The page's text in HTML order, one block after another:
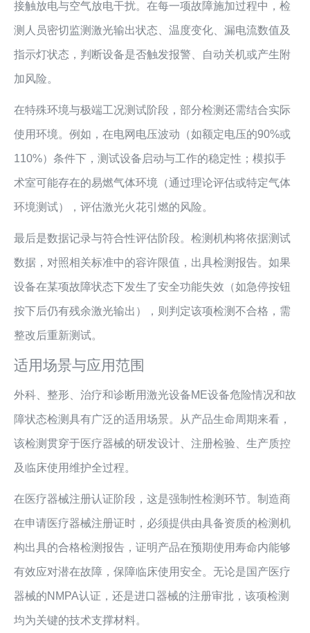
接触放电与空气放电干扰。在每一项故障施加过程中，检
测人员密切监测激光输出状态、温度变化、漏电流数值及
指示灯状态，判断设备是否触发报警、自动关机或产生附
加风险。
在特殊环境与极端工况测试阶段，部分检测还需结合实际
使用环境。例如，在电网电压波动（如额定电压的90%或
110%）条件下，测试设备启动与工作的稳定性；模拟手
术室可能存在的易燃气体环境（通过理论评估或特定气体
环境测试），评估激光火花引燃的风险。
最后是数据记录与符合性评估阶段。检测机构将依据测试
数据，对照相关标准中的容许限值，出具检测报告。如果
设备在某项故障状态下发生了安全功能失效（如急停按钮
按下后仍有残余激光输出），则判定该项检测不合格，需
整改后重新测试。
适用场景与应用范围
外科、整形、治疗和诊断用激光设备ME设备危险情况和故
障状态检测具有广泛的适用场景。从产品生命周期来看，
该检测贯穿于医疗器械的研发设计、注册检验、生产质控
及临床使用维护全过程。
在医疗器械注册认证阶段，这是强制性检测环节。制造商
在申请医疗器械注册证时，必须提供由具备资质的检测机
构出具的合格检测报告，证明产品在预期使用寿命内能够
有效应对潜在故障，保障临床使用安全。无论是国产医疗
器械的NMPA认证，还是进口器械的注册审批，该项检测
均为关键的技术支撑材料。